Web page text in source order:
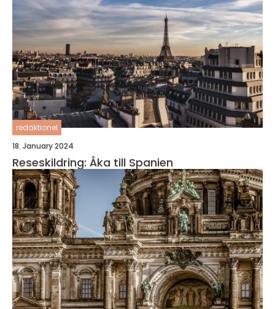
redaktionel
18. January 2024
Reseskildring: Åka till Spanien